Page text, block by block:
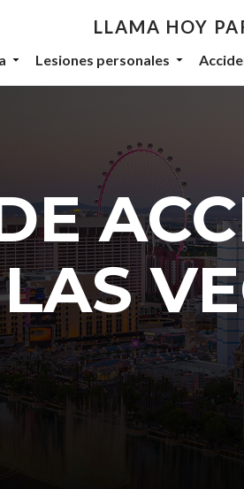
LLAMA HOY
Lesiones personales
Law
De Castroverde Law Group, 1149 S Maryland
link, found at the bottom of every email.